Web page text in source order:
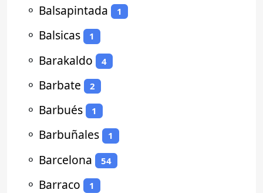
⚬ Balsapintada 1
⚬ Balsicas 1
⚬ Barakaldo 4
⚬ Barbate 2
⚬ Barbués 1
⚬ Barbuñales 1
⚬ Barcelona 54
⚬ Barraco 1